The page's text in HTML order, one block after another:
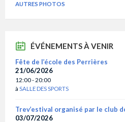
AUTRES PHOTOS
ÉVÉNEMENTS À VENIR
Fête de l’école des Perrières
21/06/2026
12:00 - 20:00
à SALLE DES SPORTS
Trev’estival organisé par le club
03/07/2026